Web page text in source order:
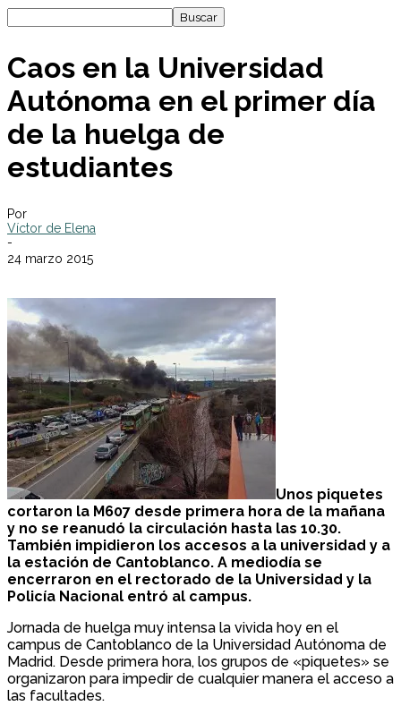
Caos en la Universidad
Autónoma en el primer día
de la huelga de
estudiantes
Por
Víctor de Elena
-
24 marzo 2015
Unos piquetes
cortaron la M607 desde primera hora de la mañana
y no se reanudó la circulación hasta las 10.30.
También impidieron los accesos a la universidad y a
la estación de Cantoblanco. A mediodía se
encerraron en el rectorado de la Universidad y la
Policía Nacional entró al campus.
Jornada de huelga muy intensa la vivida hoy en el
campus de Cantoblanco de la Universidad Autónoma de
Madrid. Desde primera hora, los grupos de «piquetes» se
organizaron para impedir de cualquier manera el acceso a
las facultades.